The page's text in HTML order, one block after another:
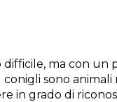
ma con un
sono
in grado di